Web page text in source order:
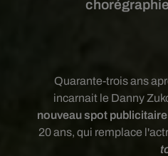
Quarante-trois ans
incarnait le Danny
nouveau spot
20 ans, qui remplace